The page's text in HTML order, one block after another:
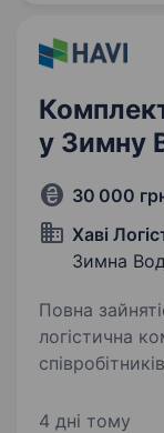
у Зимну
30 000
Хаві
Зимна
Повна зайнятість. HAVI — це
логістична
власні
4 дні тому